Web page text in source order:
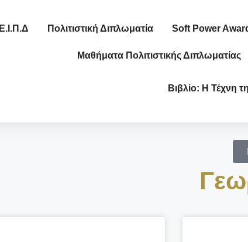
Ε.Ι.Π.Δ Πολιτιστική Διπλωματία Soft Power
Μαθήματα Πολιτιστικής Διπλωματίας
Βιβλίο: Η Τέχνη